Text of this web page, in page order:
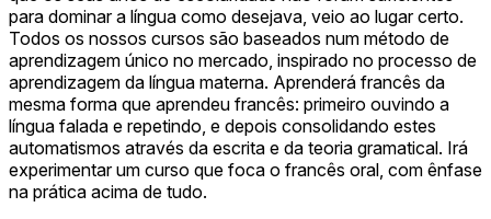
para dominar a língua como desejava, veio ao lugar certo.
Todos os nossos cursos são baseados num método de
aprendizagem único no mercado, inspirado no processo de
aprendizagem da língua materna. Aprenderá francês da
mesma forma que aprendeu francês: primeiro ouvindo a
língua falada e repetindo, e depois consolidando estes
automatismos através da escrita e da teoria gramatical. Irá
experimentar um curso que foca o francês oral, com ênfase
na prática acima de tudo.